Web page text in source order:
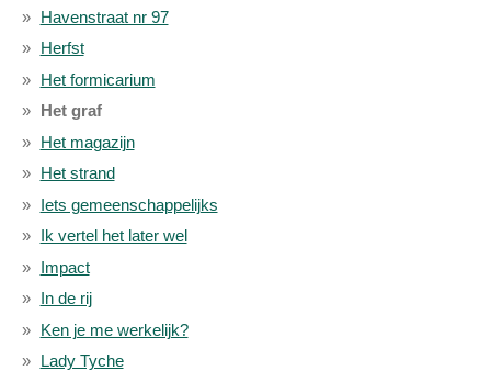
Havenstraat nr 97
Herfst
Het formicarium
Het graf
Het magazijn
Het strand
Iets gemeenschappelijks
Ik vertel het later wel
Impact
In de rij
Ken je me werkelijk?
Lady Tyche